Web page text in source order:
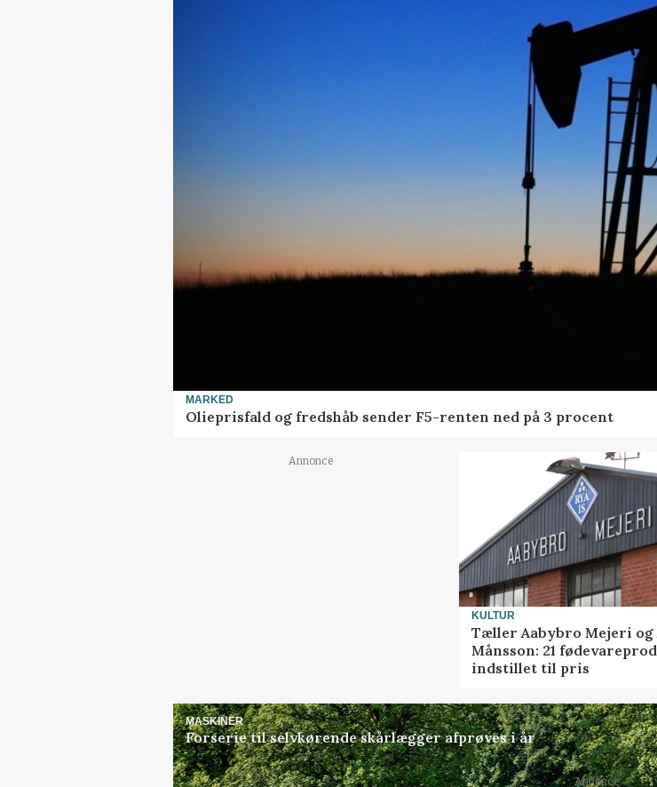
MARKED
Olieprisfald og fredshåb sender F5-renten ned på 3 procent
Annonce
KULTUR
Tæller Aabybro Mejeri og
Månsson: 21
indstillet til pris
MASKINER
Forserie til selvkørende skårlægger afprøves i år
Annonce